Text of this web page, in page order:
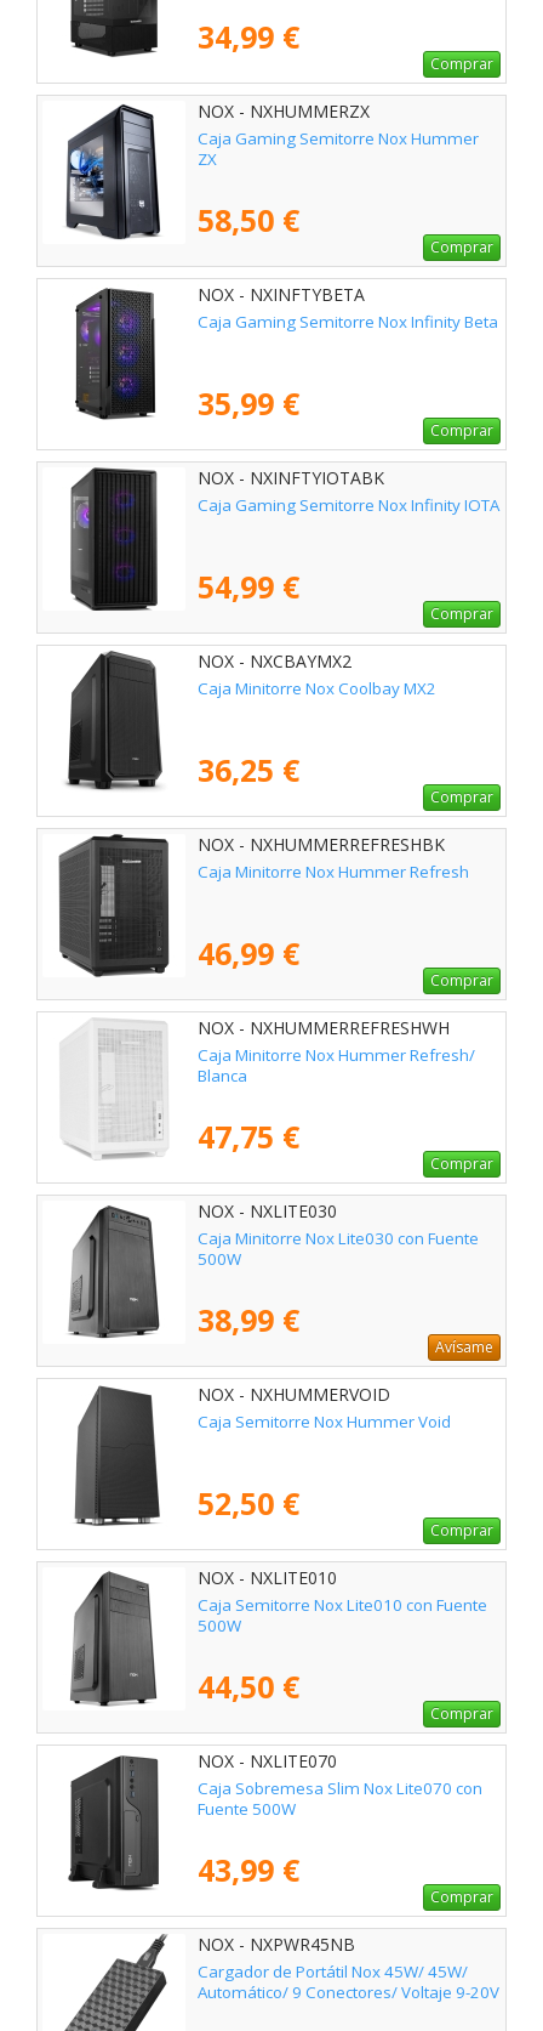
34,99 €
Comprar
NOX - NXHUMMERZX
Caja Gaming Semitorre Nox Hummer
ZX
58,50 €
Comprar
NOX - NXINFTYBETA
Caja Gaming Semitorre Nox Infinity Beta
35,99 €
Comprar
NOX - NXINFTYIOTABK
Caja Gaming Semitorre Nox Infinity IOTA
54,99 €
Comprar
NOX - NXCBAYMX2
Caja Minitorre Nox Coolbay MX2
36,25 €
Comprar
NOX - NXHUMMERREFRESHBK
Caja Minitorre Nox Hummer Refresh
46,99 €
Comprar
NOX - NXHUMMERREFRESHWH
Caja Minitorre Nox Hummer Refresh/
Blanca
47,75 €
Comprar
NOX - NXLITE030
Caja Minitorre Nox Lite030 con Fuente
500W
38,99 €
Avísame
NOX - NXHUMMERVOID
Caja Semitorre Nox Hummer Void
52,50 €
Comprar
NOX - NXLITE010
Caja Semitorre Nox Lite010 con Fuente
500W
44,50 €
Comprar
NOX - NXLITE070
Caja Sobremesa Slim Nox Lite070 con
Fuente 500W
43,99 €
Comprar
NOX - NXPWR45NB
Cargador de Portátil Nox 45W/ 45W/
Automático/ 9 Conectores/ Voltaje 9-20V